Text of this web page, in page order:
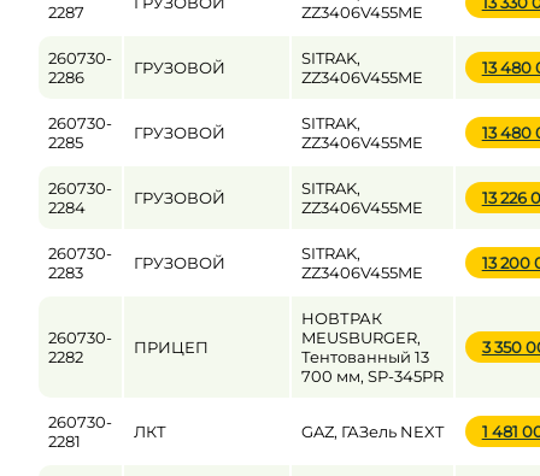
2287
ZZ3406V455ME
260730-
2286
ГРУЗОВОЙ
SITRAK,
ZZ3406V455ME
13 480
260730-
2285
ГРУЗОВОЙ
SITRAK,
ZZ3406V455ME
13 480
260730-
2284
ГРУЗОВОЙ
SITRAK,
ZZ3406V455ME
13 226
260730-
2283
ГРУЗОВОЙ
SITRAK,
ZZ3406V455ME
13 200
260730-
2282
ПРИЦЕП
НОВТРАК
MEUSBURGER,
Тентованный 13
700 мм, SP-345PR
3 350
260730-
2281
ЛКТ GAZ, ГАЗель NEXT 1 481